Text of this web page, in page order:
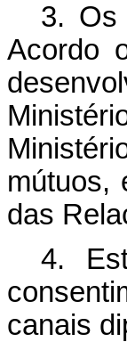
3. Os
Acordo
mútuos,
das
4.
canais